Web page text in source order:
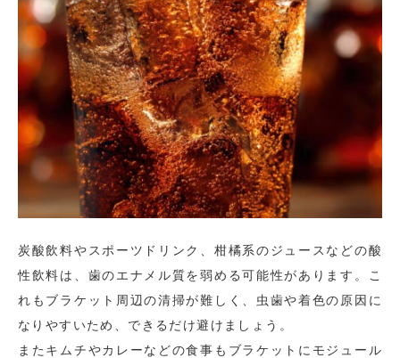
炭酸飲料やスポーツドリンク、柑橘系のジュースなどの酸
性飲料は、歯のエナメル質を弱める可能性があります。こ
れもブラケット周辺の清掃が難しく、虫歯や着色の原因に
なりやすいため、できるだけ避けましょう。
またキムチやカレーなどの食事もブラケットにモジュール